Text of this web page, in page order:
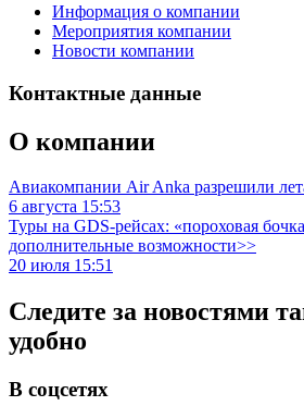
Информация о компании
Мероприятия компании
Новости компании
Контактные данные
О компании
Авиакомпании Air Anka разрешили
6 августа 15:53
Туры на GDS-рейсах: «пороховая
дополнительные возможности>>
20 июля 15:51
Следите за новостями
удобно
В соцсетях